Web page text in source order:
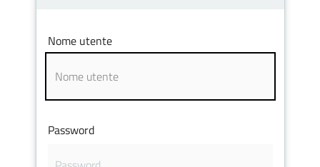
Servizi
Vivere
d'Argile
Nome utente
Password